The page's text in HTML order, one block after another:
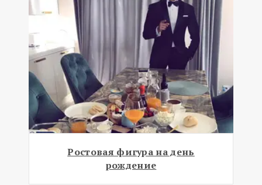
Ростовая фигура на день
рождение